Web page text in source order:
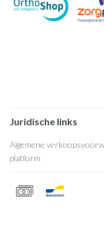
Juridische links
Algemene
platform